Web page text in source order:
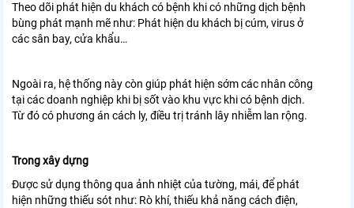
Theo dõi phát hiện du khách có bệnh khi có những dịch bệnh
bùng phát mạnh mẽ như: Phát hiện du khách bị cúm, virus ở
các sân bay, cửa khẩu…
Ngoài ra, hệ thống này còn giúp phát hiện sớm các nhân công
tại các doanh nghiệp khi bị sốt vào khu vực khi có bệnh dịch.
Từ đó có phương án cách ly, điều trị tránh lây nhiễm lan rộng.
Trong xây dựng
Được sử dụng thông qua ảnh nhiệt của tường, mái, để phát
hiện những thiếu sót như: Rò khí, thiếu khả năng cách điện,